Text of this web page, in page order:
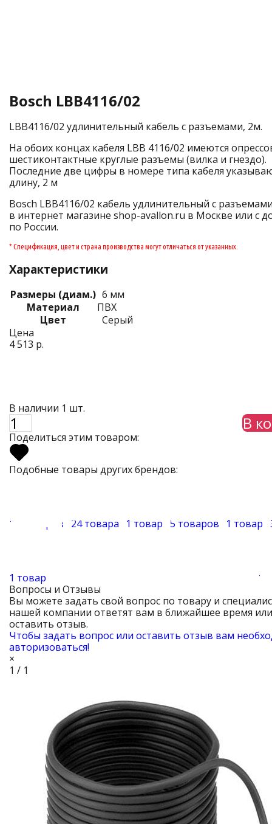
Bosch LBB4116/02
LBB4116/02 удлинительный кабель с разъемами, 2м.
На обоих концах кабеля LBB 4116/02 имеются
шестиконтактные круглые разъемы (вилка и гнездо).
Последние две цифры в номере типа кабеля
длину, 2 м
Bosch LBB4116/02 кабель удлинительный с
в интернет магазине shop-avallon.ru в Москве или с
по России.
* Спецификация, цвет и страна производства могут отличаться от указанных.
Характеристики
Размеры (диам.) 6 мм
Материал
ПВХ
Цвет
Серый
Цена
4 513 р.
В наличии 1 шт.
В
Поделиться этим товаром:
Подобные товары других брендов:
18 товаров 24 товара 1 товар 5 товаров 1 товар
1 товар
Вопросы и Отзывы
Вы можете задать свой вопрос по товару и
нашей компании ответят вам в ближайшее время или
оставить отзыв.
Чтобы задать вопрос или оставить отзыв вам
авторизоваться!
×
1 / 1